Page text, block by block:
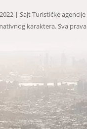
| Sajt Turističke agencije
karaktera. Sva prava